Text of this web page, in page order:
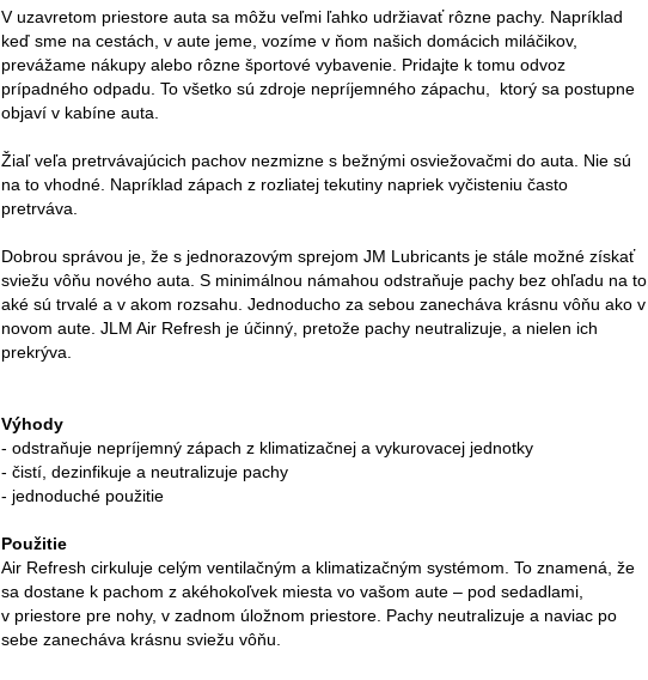
V uzavretom priestore auta sa môžu veľmi ľahko udržiavať rôzne pachy. Napríklad
keď sme na cestách, v aute jeme, vozíme v ňom našich domácich miláčikov,
prevážame nákupy alebo rôzne športové vybavenie. Pridajte k tomu odvoz
prípadného odpadu. To všetko sú zdroje nepríjemného zápachu, ktorý sa postupne
objaví v kabíne auta.
Žiaľ veľa pretrvávajúcich pachov nezmizne s bežnými osviežovačmi do auta. Nie sú
na to vhodné. Napríklad zápach z rozliatej tekutiny napriek vyčisteniu často
pretrváva.
Dobrou správou je, že s jednorazovým sprejom JM Lubricants je stále možné získať
sviežu vôňu nového auta. S minimálnou námahou odstraňuje pachy bez ohľadu na to,
aké sú trvalé a v akom rozsahu. Jednoducho za sebou zanecháva krásnu vôňu ako v
novom aute. JLM Air Refresh je účinný, pretože pachy neutralizuje, a nielen ich
prekrýva.
Výhody
- odstraňuje nepríjemný zápach z klimatizačnej a vykurovacej jednotky
- čistí, dezinfikuje a neutralizuje pachy
- jednoduché použitie
Použitie
Air Refresh cirkuluje celým ventilačným a klimatizačným systémom. To znamená, že
sa dostane k pachom z akéhokoľvek miesta vo vašom aute – pod sedadlami,
v priestore pre nohy, v zadnom úložnom priestore. Pachy neutralizuje a naviac po
sebe zanecháva krásnu sviežu vôňu.